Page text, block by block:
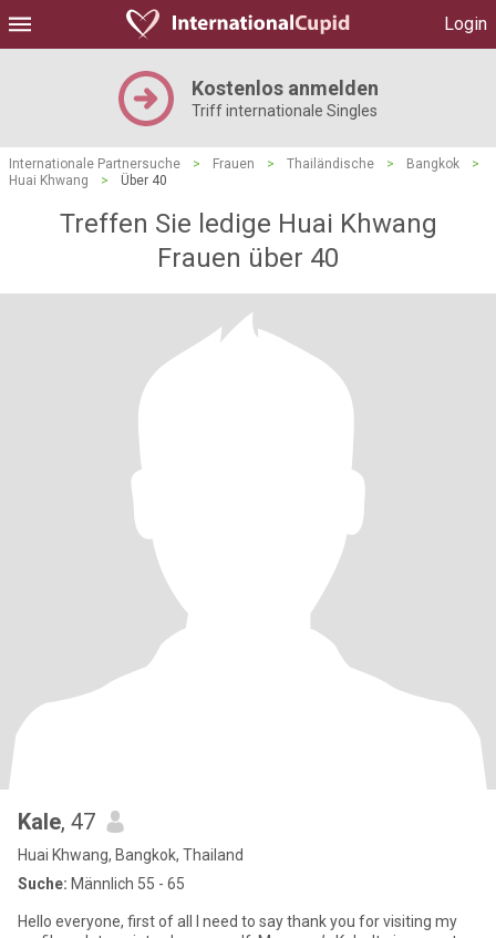
Login
Kostenlos anmelden
Triff internationale Singles
Internationale Partnersuche > Frauen > Thailändische > Bangkok
>
Huai Khwang
> Über 40
Treffen Sie ledige Huai Khwang
Frauen über 40
Kale, 47
Huai Khwang, Bangkok, Thailand
Suche: Männlich 55 - 65
Hello everyone, first of all I need to say thank you for visiting my